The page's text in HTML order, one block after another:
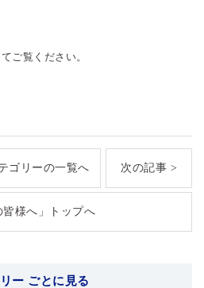
ご覧ください。
ゴリーの一覧へ 次の記事 >
皆様へ」トップへ
ー ごとに見る